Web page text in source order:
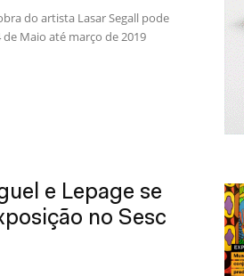
do artista Lasar Segall pode
Maio até março de 2019
e Lepage se
no Sesc